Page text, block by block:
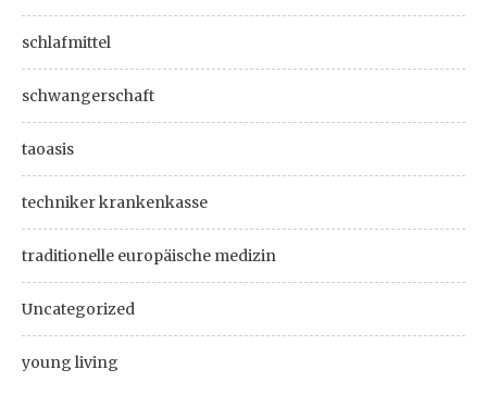
schlafmittel
schwangerschaft
taoasis
techniker krankenkasse
traditionelle europäische medizin
Uncategorized
young living